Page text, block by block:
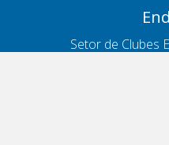
Setor de Clubes